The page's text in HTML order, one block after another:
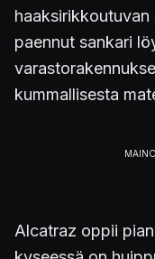
haaksirikkoutuvan
paennut sankari
kummallisesta
Alcatraz oppii